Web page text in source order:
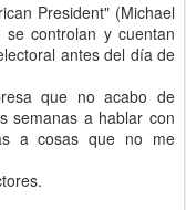
President" (Michael
controlan y cuentan
antes del día de
que no acabo de
semanas a hablar con
a cosas que no me